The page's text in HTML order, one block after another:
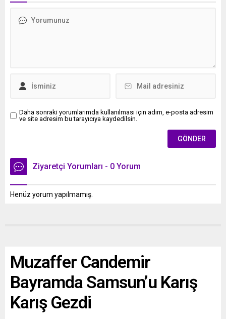
Daha sonraki yorumlarımda kullanılması için adım, e-posta adresim
ve site adresim bu tarayıcıya kaydedilsin.
Ziyaretçi Yorumları - 0 Yorum
Henüz yorum yapılmamış.
Muzaffer Candemir
Bayramda Samsun’u Karış
Karış Gezdi